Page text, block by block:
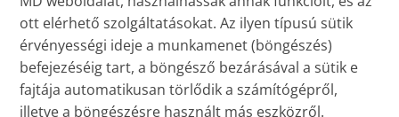
ott elérhető szolgáltatásokat. Az ilyen típusú sütik
érvényességi ideje a munkamenet (böngészés)
befejezéséig tart, a böngésző bezárásával a sütik e
fajtája automatikusan törlődik a számítógépről,
illetve a böngészésre használt más eszközről.